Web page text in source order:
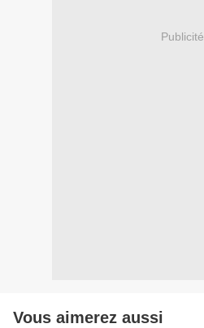
Publicité
Vous aimerez aussi